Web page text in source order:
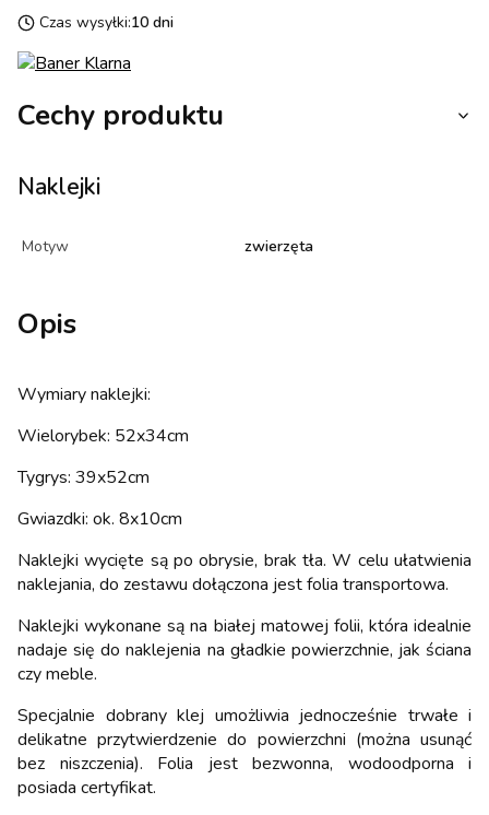
Czas wysyłki:10 dni
Cechy produktu
Naklejki
Motyw zwierzęta
Opis
Wymiary naklejki:
Wielorybek: 52x34cm
Tygrys: 39x52cm
Gwiazdki: ok. 8x10cm
Naklejki wycięte są po obrysie, brak tła. W celu ułatwienia
naklejania, do zestawu dołączona jest folia transportowa.
Naklejki wykonane są na białej matowej folii, która idealnie
nadaje się do naklejenia na gładkie powierzchnie, jak ściana
czy meble.
Specjalnie dobrany klej umożliwia jednocześnie trwałe i
delikatne przytwierdzenie do powierzchni (można usunąć
bez niszczenia). Folia jest bezwonna, wodoodporna i
posiada certyfikat.